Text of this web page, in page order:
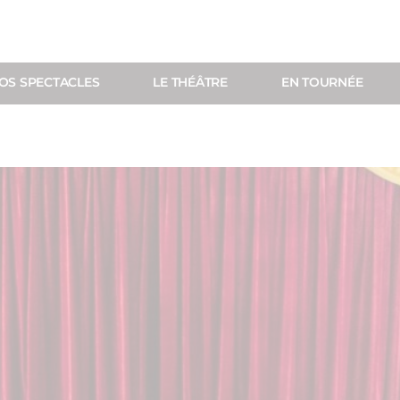
SPECTACLES LE THÉÂTRE EN TOURNÉE